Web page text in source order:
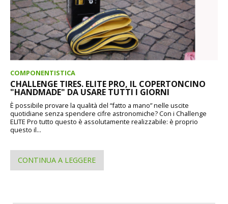
COMPONENTISTICA
CHALLENGE TIRES. ELITE PRO, IL COPERTONCINO
"HANDMADE" DA USARE TUTTI I GIORNI
È possibile provare la qualità del “fatto a mano” nelle uscite
quotidiane senza spendere cifre astronomiche? Con i Challenge
ELITE Pro tutto questo è assolutamente realizzabile: è proprio
questo il...
CONTINUA A LEGGERE